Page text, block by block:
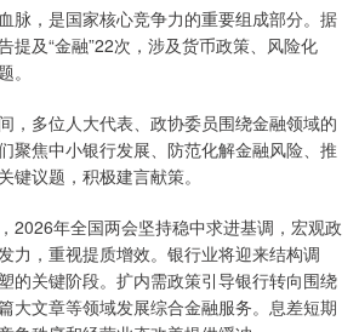
，是国家核心竞争力的重要组成部分。据
提及“金融”22次，涉及货币政策、风险化
。
多位人大代表、政协委员围绕金融领域的
聚焦中小银行发展、防范化解金融风险、推
键议题，积极建言献策。
年全国两会坚持稳中求进基调，宏观政
力，重视提质增效。银行业将迎来结构调
的关键阶段。扩内需政策引导银行转向围绕
大文章等领域发展综合金融服务。息差短期